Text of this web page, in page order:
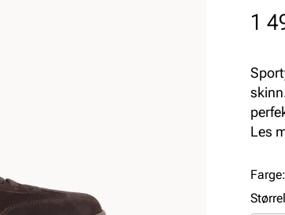
Pris
1
Les
Farge